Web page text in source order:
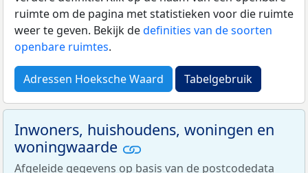
ruimte om de pagina met statistieken voor die ruimte
weer te geven. Bekijk dedefinities van de soorten
openbare ruimtes.
Adressen Hoeksche Waard Tabelgebruik
Inwoners, huishoudens, woningen en
woningwaarde
Afgeleide gegevens op basis van de postcodedata